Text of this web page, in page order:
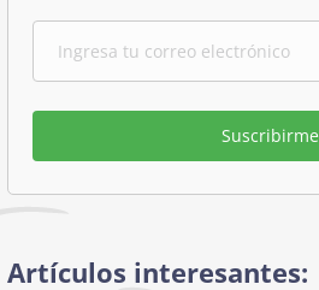
Suscribirme
Artículos interesantes: